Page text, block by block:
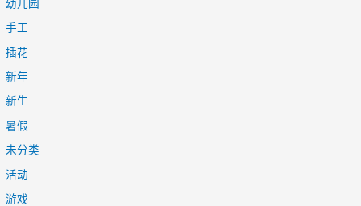
幼儿园
手工
插花
新年
新生
暑假
未分类
活动
游戏